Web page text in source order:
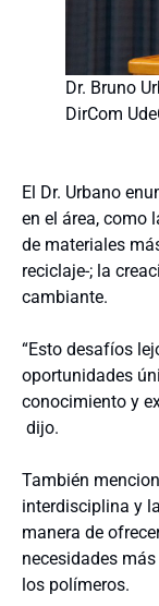
Dr. Bruno
DirCom
El Dr. Urbano
en el área, como
de materiales
reciclaje-; la
cambiante.
“Esto desafíos
oportunidades
conocimiento y
dijo.
También
interdisciplina y
manera de
necesidades
los polímeros.